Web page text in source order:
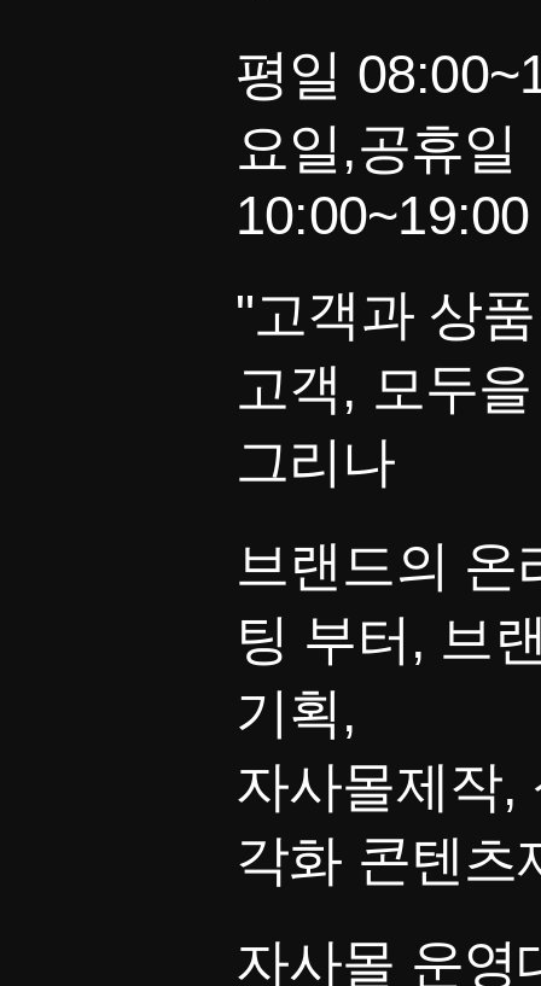
평일
요일,공휴일
10:00~19:00
"고객과 상
고객, 모두
그리나
브랜드의 온
팅 부터, 브
기획,
자사몰제작,
각화 콘텐츠
자사몰 운영